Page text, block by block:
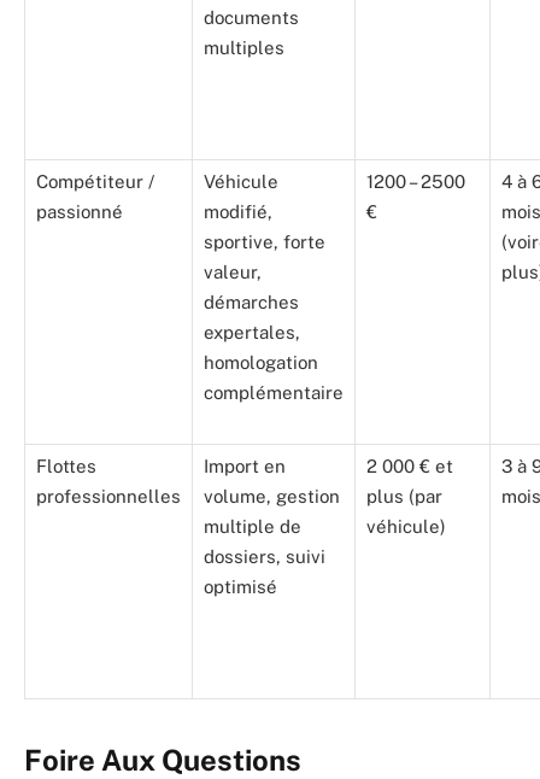
documents
multiples
Compétiteur /
passionné
Véhicule
modifié,
sportive, forte
valeur,
démarches
expertales,
homologation
complémentaire
1200 – 2500
€
4 à
mois
Flottes
professionnelles
Import en
volume, gestion
multiple de
dossiers, suivi
optimisé
2 000 € et
plus (par
véhicule)
3 à
mois
Foire Aux Questions